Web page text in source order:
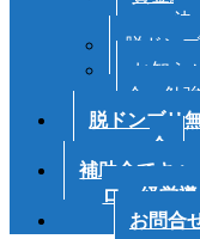
決
脱ドン
お知ら
会・勉
脱ドンブリ
会
補助金でキャ
ロー経営導
お問合